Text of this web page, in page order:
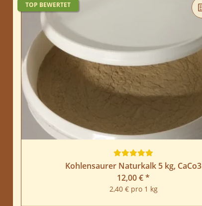
TOP BEWERTET
Kohlensaurer Naturkalk 5 kg, CaCo3
12,00 €*
2,40 € pro 1 kg